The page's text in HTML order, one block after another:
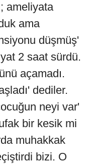
ameliyata
ama
düşmüş'
2 saat sürdü.
açamadı.
dediler.
neyi var'
bir kesik mi
muhakkak
bizi. O